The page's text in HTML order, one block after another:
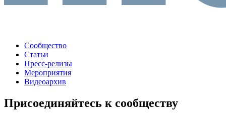
Сообщество
Статьи
Пресс-релизы
Мероприятия
Видеоархив
Присоединяйтесь к сообществу